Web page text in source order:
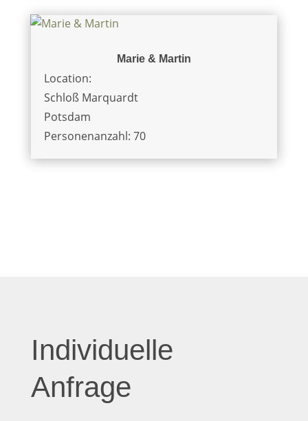
Marie & Martin
Location:
Schloß Marquardt
Potsdam
Personenanzahl: 70
Individuelle
Anfrage